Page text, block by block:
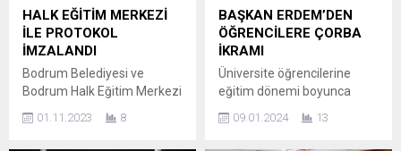
edilemedi. Planlı kentleşme
ile dikkat çeken Nilüfer’de
kaçak yapılara göz
de değerlendiren...
yıl dönümü ve kurtuluş
haftası vesilesiyle iki büyük
organizasyon aynı anda
Gençlik Festivali ile gençler
Belediye Göl Festival...
HALK EĞİTİM MERKEZİ
İLE PROTOKOL
İMZALANDI
Bodrum Belediyesi ve
Bodrum Halk Eğitim Merkezi
Protokolü İmza Töreni
01.11.2023 8
BAŞKAN ERDEM’DEN
ÖĞRENCİLERE ÇORBA
İKRAMI
Üniversite öğrencilerine
eğitim dönemi boyunca
ikramında bulunan Nilüfer
09.01.2024 13